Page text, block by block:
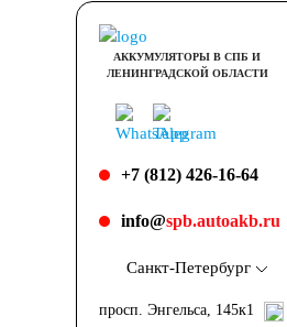
АККУМУЛЯТОРЫ В СПБ И
ЛЕНИНГРАДСКОЙ ОБЛАСТИ
+7 (812) 426-16-64
info@spb.autoakb.ru
Санкт-Петербург
просп. Энгельса, 145к1